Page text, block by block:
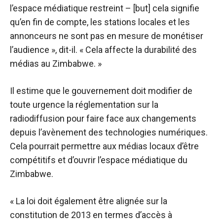
l’espace médiatique restreint – [but] cela signifie
qu’en fin de compte, les stations locales et les
annonceurs ne sont pas en mesure de monétiser
l’audience », dit-il. « Cela affecte la durabilité des
médias au Zimbabwe. »
Il estime que le gouvernement doit modifier de
toute urgence la réglementation sur la
radiodiffusion pour faire face aux changements
depuis l’avènement des technologies numériques.
Cela pourrait permettre aux médias locaux d’être
compétitifs et d’ouvrir l’espace médiatique du
Zimbabwe.
« La loi doit également être alignée sur la
constitution de 2013 en termes d’accès à